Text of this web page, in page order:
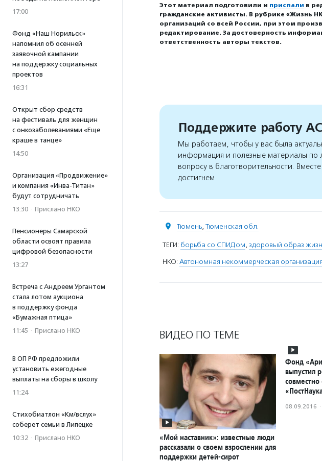
17:00
Фонд «Наш Норильск»
напомнил об осенней
заявочной кампании
на поддержку социальных
проектов
16:31
Открыт сбор средств
на фестиваль для женщин
с онкозаболеваниями «Еще
краше в танце»
14:50
Организация «Продвижение»
и компания «Инва-Титан»
будут сотрудничать
13:30 · Прислано НКО
Пенсионеры Самарской
области освоят правила
цифровой безопасности
13:27
Встреча с Андреем Ургантом
стала лотом аукциона
в поддержку фонда
«Бумажная птица»
11:45 · Прислано НКО
В ОП РФ предложили
установить ежегодные
выплаты на сборы в школу
11:24
Стихобиатлон «Км/вслух»
соберет семьи в Липецке
10:32 · Прислано НКО
Этот материал подготовили и прислали в
гражданские активисты. В рубрике «Жизнь
организаций со всей России, при этом
редактирование. За достоверность
ответственность авторы текстов.
Поддержите работу
Мы работаем, чтобы у вас была
информация и полезные материалы по
вопросу в благотворительности.
достигнем
Тюмень, Тюменская обл.
ТЕГИ: борьба со СПИДом, здоровый образ
НКО: Автономная некоммерческая
ВИДЕО ПО ТЕМЕ
«Мой наставник»: известные люди
рассказали о своем взрослении для
поддержки детей-сирот
Фонд
выпустил
08.09.2016 ·